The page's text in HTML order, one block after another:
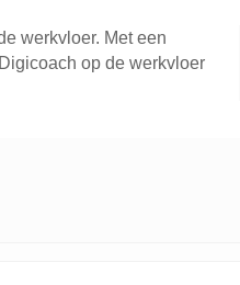
werkvloer. Met een
op de werkvloer